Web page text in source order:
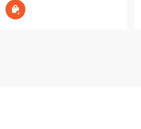
In den Warenkorb